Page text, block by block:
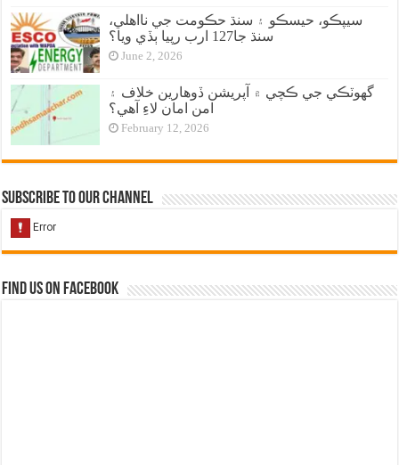
سيپڪو، حيسڪو ۽ سنڌ حڪومت جي نااهلي،
سنڌ جا127 ارب رپيا ٻڏي ويا؟
June 2, 2026
گهوٽڪي جي ڪچي ۾ آپريشن ڏوهارين خلاف ۽
امن امان لاءِ آهي؟
February 12, 2026
Subscribe to our Channel
Find us on Facebook